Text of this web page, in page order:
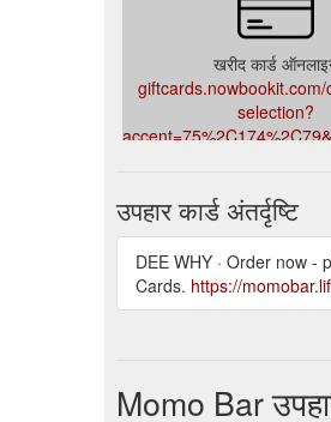
खरीद कार्ड
selection?
उपहार कार्ड अंतर्दृष्टि
DEE WHY · Order now -
Cards. https://
Momo Bar